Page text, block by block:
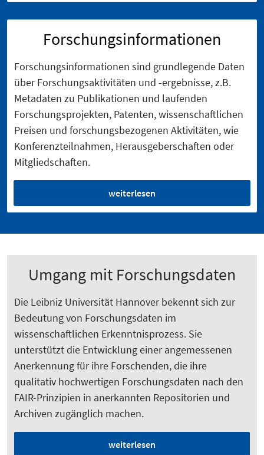
Forschungsinformationen
Forschungsinformationen sind grundlegende Daten
über Forschungsaktivitäten und -ergebnisse, z.B.
Metadaten zu Publikationen und laufenden
Forschungsprojekten, Patenten, wissenschaftlichen
Preisen und forschungsbezogenen Aktivitäten, wie
Konferenzteilnahmen, Herausgeberschaften oder
Mitgliedschaften.
weiterlesen
Umgang mit Forschungsdaten
Die Leibniz Universität Hannover bekennt sich zur
Bedeutung von Forschungsdaten im
wissenschaftlichen Erkenntnisprozess. Sie
unterstützt die Entwicklung einer angemessenen
Anerkennung für ihre Forschenden, die ihre
qualitativ hochwertigen Forschungsdaten nach den
FAIR-Prinzipien in anerkannten Repositorien und
Archiven zugänglich machen.
weiterlesen